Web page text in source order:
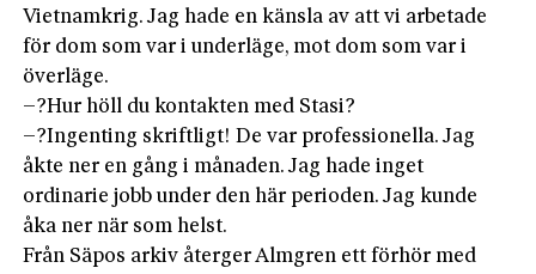
Vietnamkrig. Jag hade en känsla av att vi arbetade
för dom som var i underläge, mot dom som var i
överläge.
–?Hur höll du kontakten med Stasi?
–?Ingenting skriftligt! De var professionella. Jag
åkte ner en gång i månaden. Jag hade inget
ordinarie jobb under den här perioden. Jag kunde
åka ner när som helst.
Från Säpos arkiv återger Almgren ett förhör med